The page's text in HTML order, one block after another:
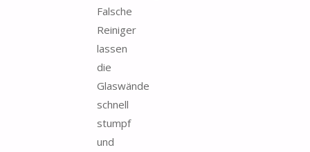
Falsche
Reiniger
lassen
die
Glaswände
schnell
stumpf
und